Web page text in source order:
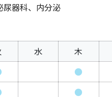
尿器科、内分泌
水 木
●
●